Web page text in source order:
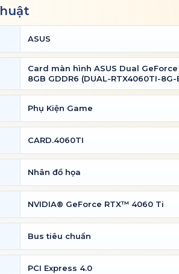
ASUS
Card màn hình ASUS Dual GeForce
8GB GDDR6 (DUAL-RTX4060TI-8G-
Phụ Kiện Game
CARD.4060TI
Nhân đồ họa
NVIDIA® GeForce RTX™ 4060 Ti
Bus tiêu chuẩn
PCI Express 4.0